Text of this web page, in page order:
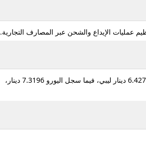
عمليات الإيداع والشحن عبر المصارف التجارية.
وفي سياق متصل، أعلن مصرف ليبيا المركزي في نشرته الرسمية، الصادرة ليوم الخميس 02-07-2026، أن سعر صرف الدولار بلغ 6.4277 دينار ليبي، فيما سجل اليورو 7.3196 دينار،